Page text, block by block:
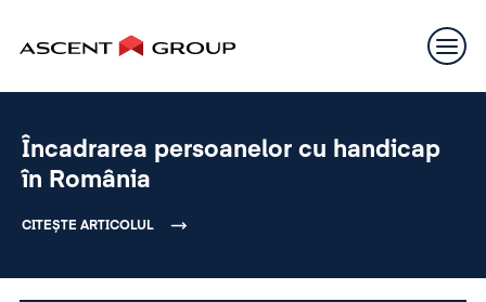
Încadrarea persoanelor cu handicap
în România
CITEȘTE ARTICOLUL